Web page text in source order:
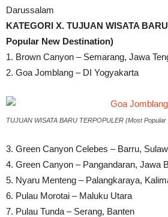
Darussalam
KATEGORI X. TUJUAN WISATA
Popular New Destination)
1. Brown Canyon – Semarang, Jawa
2. Goa Jomblang – DI Yogyakarta
TUJUAN WISATA BARU TERPOPULER (Most
3. Green Canyon Celebes – Barru,
4. Green Canyon – Pangandaran, Jawa
5. Nyaru Menteng – Palangkaraya,
6. Pulau Morotai – Maluku Utara
7. Pulau Tunda – Serang, Banten